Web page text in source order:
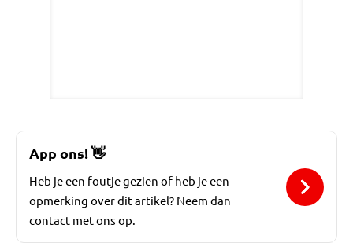
App ons!👋
Heb je een foutje gezien of heb je een
opmerking over dit artikel? Neem dan
contact met ons op.